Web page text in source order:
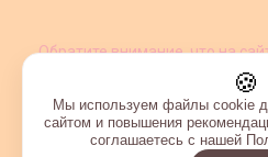
Обратите внимание, что на
🍪
Мы используем файлы cookie
сайтом и повышения
соглашаетесь с нашей